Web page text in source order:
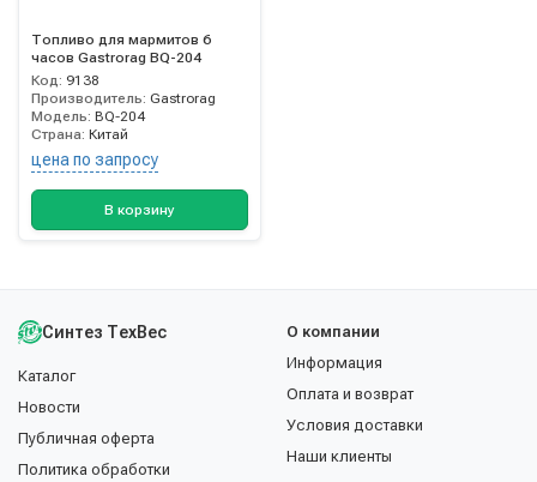
Топливо для мармитов 6
часов Gastrorag BQ-204
Код: 9138
Производитель: Gastrorag
Модель: BQ-204
Страна: Китай
цена по запросу
В корзину
Синтез ТехВес
Каталог
Новости
Публичная оферта
Политика обработки
О компании
Информация
Оплата и возврат
Условия доставки
Наши клиенты